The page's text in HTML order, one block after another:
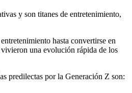
y son titanes de entretenimiento,
hasta convertirse en
una evolución rápida de los
predilectas por la Generación Z son: